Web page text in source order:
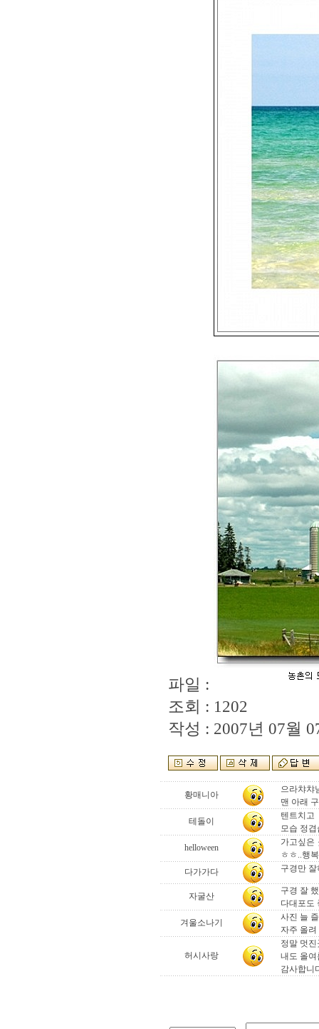
파일 :
조회 : 1202
작성 : 2007년 07월
황매니아
으라챠챠
맨 아래
테돌이
텐트치고
모습 정
helloween
가고싶은
ㅎㅎ..행
다가가다
구경만
자굴산
구경 잘
다대포도
겨울소나기
사진 늘
자주 올려
허시사랑
정말 멋진
내도 올여
감사합니